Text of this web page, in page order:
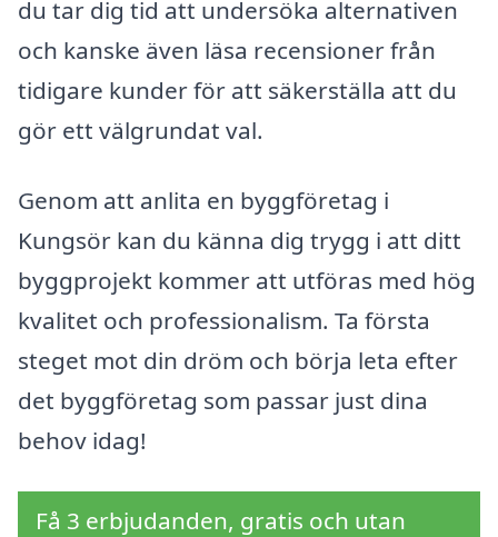
du tar dig tid att undersöka alternativen
och kanske även läsa recensioner från
tidigare kunder för att säkerställa att du
gör ett välgrundat val.
Genom att anlita en byggföretag i
Kungsör kan du känna dig trygg i att ditt
byggprojekt kommer att utföras med hög
kvalitet och professionalism. Ta första
steget mot din dröm och börja leta efter
det byggföretag som passar just dina
behov idag!
Få 3 erbjudanden, gratis och utan